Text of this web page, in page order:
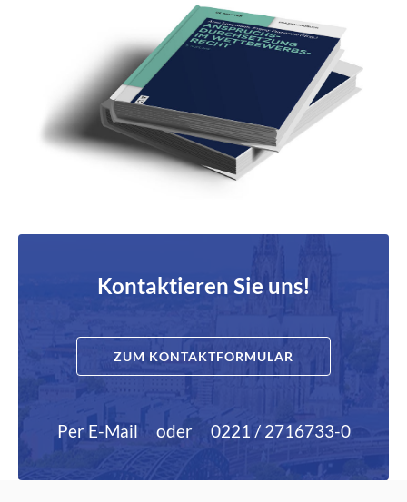
Kontaktieren Sie uns!
ZUM KONTAKTFORMULAR
Per E-Mail oder 0221 / 2716733-0